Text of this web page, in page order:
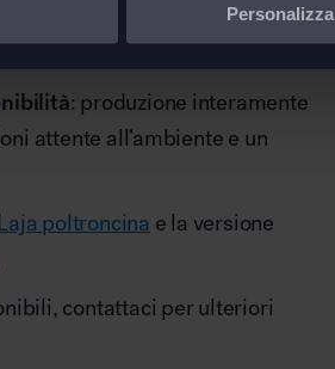
Personalizza
alluminio lucidato, per
: produzione interamente
attente all’ambiente e un
Laja poltroncina e la versione
contattaci per ulteriori